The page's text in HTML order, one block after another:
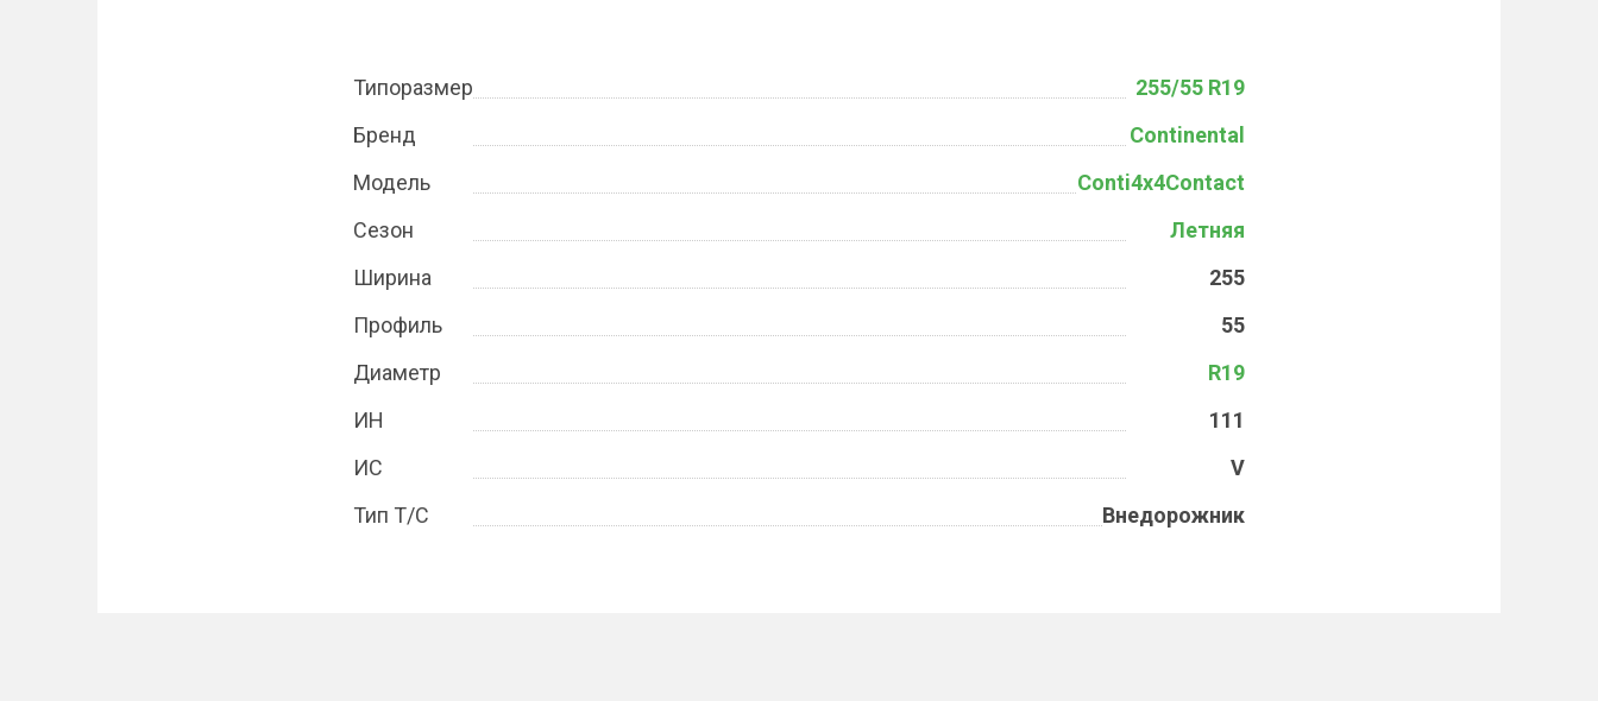
Типоразмер
255/55 R19
Бренд
Continental
Модель
Conti4x4Contact
Сезон
Летняя
Ширина
255
Профиль
55
Диаметр
R19
ИН
111
ИС
V
Тип Т/С
Внедорожник